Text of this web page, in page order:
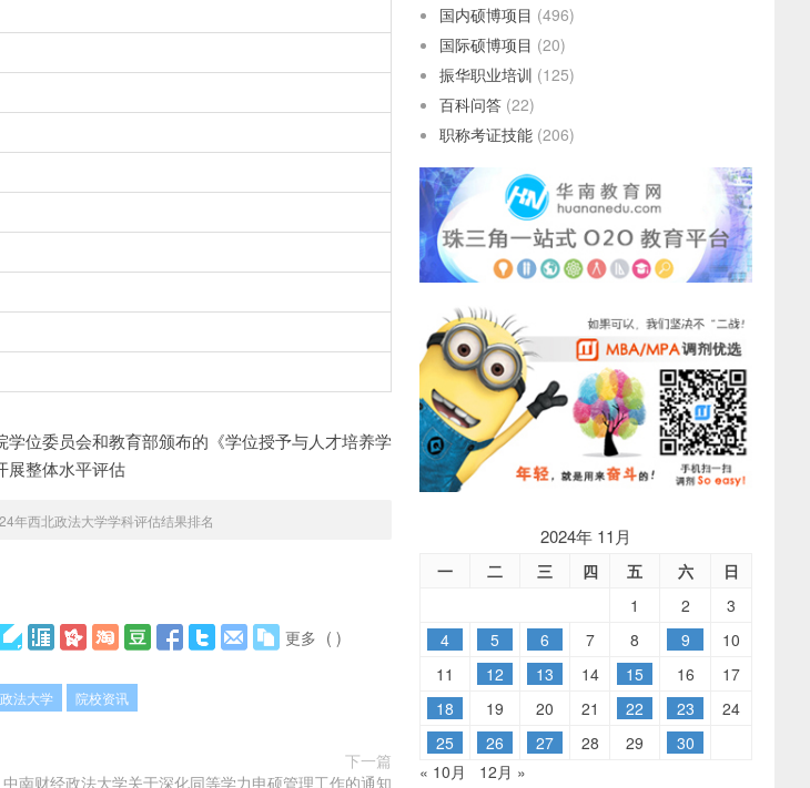
位委员会和教育部颁布的《学位授予与人才培养学
展整体水平评估
年西北政法大学学科评估结果排名
更多 ( )
法大学 院校资讯
下一篇
中南财经政法大学关于深化同等学力申硕管理工作的通知
国内硕博项目 (496)
国际硕博项目 (20)
振华职业培训 (125)
百科问答 (22)
职称考证技能 (206)
2024年 11月
一 二 三 四 五 六
日
1
2
3
4
5 6 7 8 9
10
11
12 13 14 15 16
17
18
19 20 21 22 23
24
25
26 27 28 29
30
« 10月
12月 »